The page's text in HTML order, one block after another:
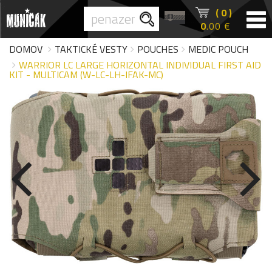
( 0 )
0.00 €
DOMOV
TAKTICKÉ VESTY POUCHES
MEDIC POUCH
WARRIOR LC LARGE HORIZONTAL INDIVIDUAL FIRST AID
KIT - MULTICAM (W-LC-LH-IFAK-MC)